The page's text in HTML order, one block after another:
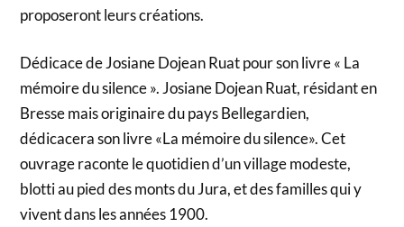
proposeront leurs créations.
Dédicace de Josiane Dojean Ruat pour son livre « La
mémoire du silence ». Josiane Dojean Ruat, résidant en
Bresse mais originaire du pays Bellegardien,
dédicacera son livre «La mémoire du silence». Cet
ouvrage raconte le quotidien d’un village modeste,
blotti au pied des monts du Jura, et des familles qui y
vivent dans les années 1900.